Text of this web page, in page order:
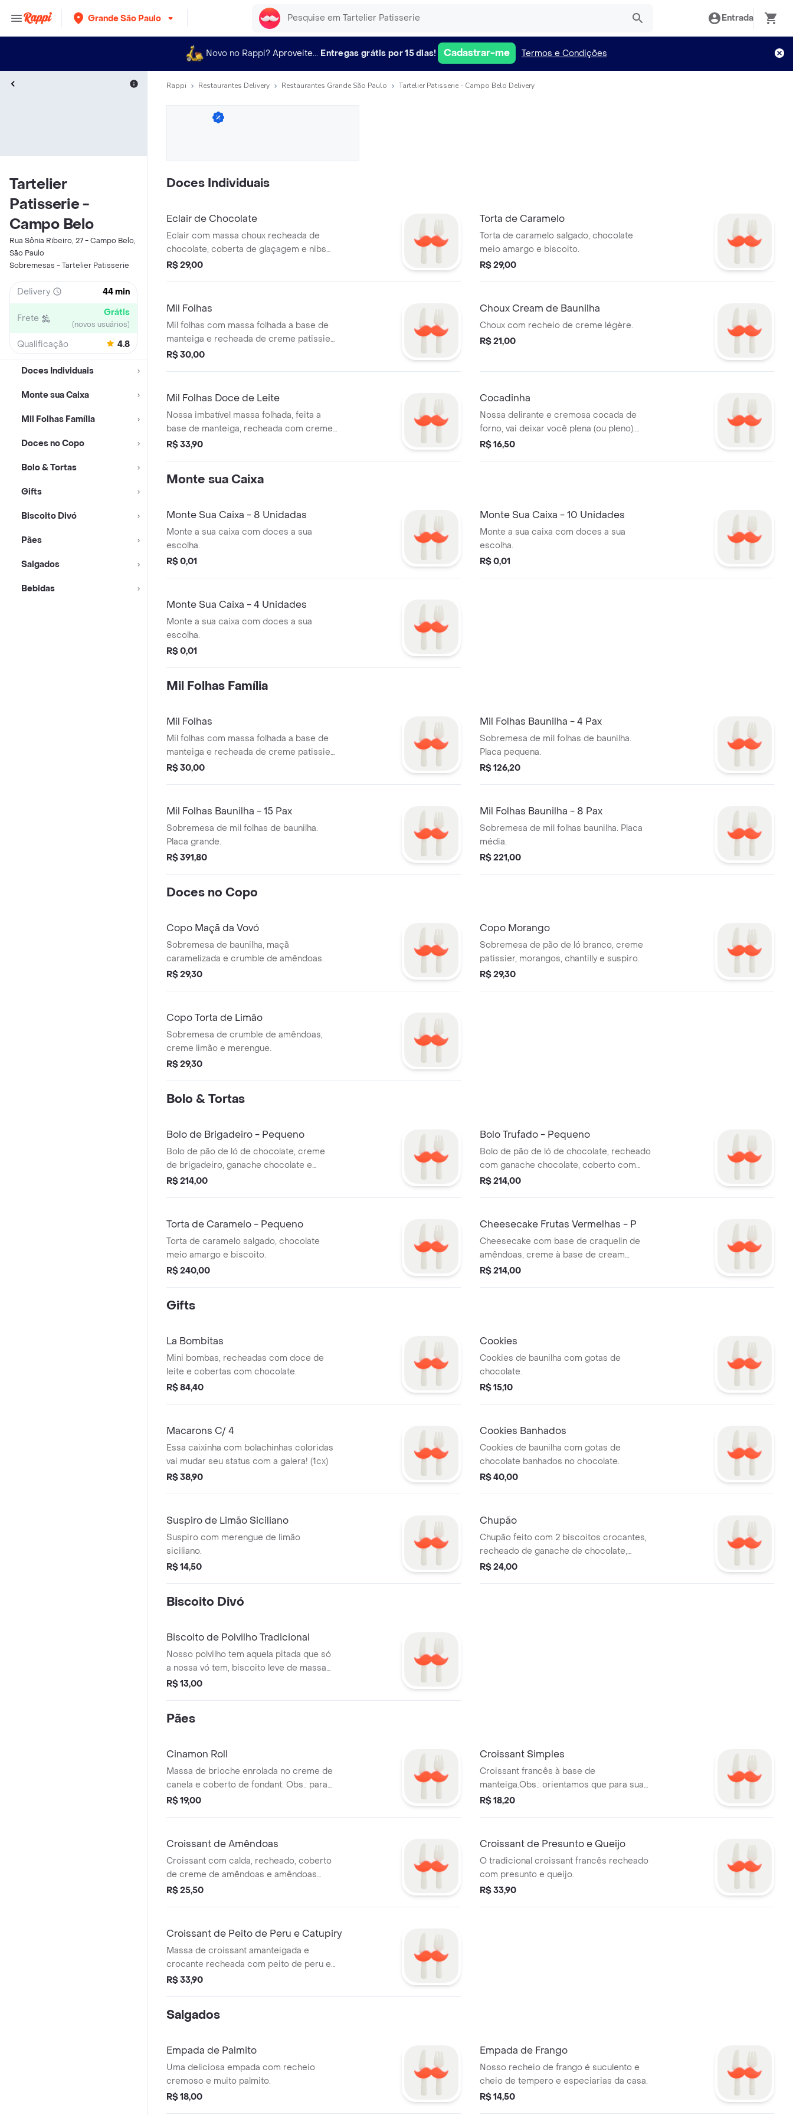
Grande São Paulo Entrada
Novo no Rappi? Aproveite... Entregas grátis por 15 dias! Cadastrar-me Termos e Condições
Tartelier
Patisserie -
Campo Belo
Rua Sônia Ribeiro, 27 - Campo Belo,
São Paulo
Sobremesas - Tartelier Patisserie
Delivery 44 min
Frete Grátis
(novos usuários)
Qualificação 4.8
Doces Individuais
Monte sua Caixa
Mil Folhas Família
Doces no Copo
Bolo & Tortas
Gifts
Biscoito Divó
Pães
Salgados
Bebidas
Rappi Restaurantes Delivery Restaurantes Grande São Paulo Tartelier Patisserie - Campo Belo Delivery
Doces Individuais
Eclair de Chocolate
Eclair com massa choux recheada de
chocolate, coberta de glaçagem e nibs
de cacau.
R$ 29,00
Torta de Caramelo
Torta de caramelo salgado, chocolate
meio amargo e biscoito.
R$ 29,00
Mil Folhas
Mil folhas com massa folhada a base de
manteiga e recheada de creme patissier
baunilha.
R$ 30,00
Choux Cream de Baunilha
Choux com recheio de creme légère.
R$ 21,00
Mil Folhas Doce de Leite
Nossa imbatível massa folhada, feita a
base de manteiga, recheada com creme
patissier doce de leite .
R$ 33,90
Cocadinha
Nossa delirante e cremosa cocada de
forno, vai deixar você plena (ou pleno).
Calma cocada (1un)
R$ 16,50
Monte sua Caixa
Monte Sua Caixa - 8 Unidadas
Monte a sua caixa com doces a sua
escolha.
R$ 0,01
Monte Sua Caixa - 10 Unidades
Monte a sua caixa com doces a sua
escolha.
R$ 0,01
Monte Sua Caixa - 4 Unidades
Monte a sua caixa com doces a sua
escolha.
R$ 0,01
Mil Folhas Família
Mil Folhas
Mil folhas com massa folhada a base de
manteiga e recheada de creme patissier
baunilha.
R$ 30,00
Mil Folhas Baunilha - 4 Pax
Sobremesa de mil folhas de baunilha.
Placa pequena.
R$ 126,20
Mil Folhas Baunilha - 15 Pax
Sobremesa de mil folhas de baunilha.
Placa grande.
R$ 391,80
Mil Folhas Baunilha - 8 Pax
Sobremesa de mil folhas baunilha. Placa
média.
R$ 221,00
Doces no Copo
Copo Maçã da Vovó
Sobremesa de baunilha, maçã
caramelizada e crumble de amêndoas.
R$ 29,30
Copo Morango
Sobremesa de pão de ló branco, creme
patissier, morangos, chantilly e suspiro.
R$ 29,30
Copo Torta de Limão
Sobremesa de crumble de amêndoas,
creme limão e merengue.
R$ 29,30
Bolo & Tortas
Bolo de Brigadeiro - Pequeno
Bolo de pão de ló de chocolate, creme
de brigadeiro, ganache chocolate e
brigadeiros.
R$ 214,00
Bolo Trufado - Pequeno
Bolo de pão de ló de chocolate, recheado
com ganache chocolate, coberto com
ganache e cacau.
R$ 214,00
Torta de Caramelo - Pequeno
Torta de caramelo salgado, chocolate
meio amargo e biscoito.
R$ 240,00
Cheesecake Frutas Vermelhas - P
Cheesecake com base de craquelin de
amêndoas, creme à base de cream
cheese, coberta com geleia de frutas
R$ 214,00
Gifts
La Bombitas
Mini bombas, recheadas com doce de
leite e cobertas com chocolate.
R$ 84,40
Cookies
Cookies de baunilha com gotas de
chocolate.
R$ 15,10
Macarons C/ 4
Essa caixinha com bolachinhas coloridas
vai mudar seu status com a galera! (1cx)
R$ 38,90
Cookies Banhados
Cookies de baunilha com gotas de
chocolate banhados no chocolate.
R$ 40,00
Suspiro de Limão Siciliano
Suspiro com merengue de limão
siciliano.
R$ 14,50
Chupão
Chupão feito com 2 biscoitos crocantes,
recheado de ganache de chocolate,
caramelo salgado e coberto de
R$ 24,00
Biscoito Divó
Biscoito de Polvilho Tradicional
Nosso polvilho tem aquela pitada que só
a nossa vó tem, biscoito leve de massa
de polvilho.
R$ 13,00
Pães
Cinamon Roll
Massa de brioche enrolada no creme de
canela e coberto de fondant. Obs.: para
sua melhor degustação, aqueça o
R$ 19,00
Croissant Simples
Croissant francês à base de
manteiga.Obs.: orientamos que para sua
melhor degustação, aqueça o produto no
R$ 18,20
Croissant de Amêndoas
Croissant com calda, recheado, coberto
de creme de amêndoas e amêndoas
laminadas. Obs.: orientamos que aqueça
R$ 25,50
Croissant de Presunto e Queijo
O tradicional croissant francês recheado
com presunto e queijo.
R$ 33,90
Croissant de Peito de Peru e Catupiry
Massa de croissant amanteigada e
crocante recheada com peito de peru e
catupiry.
R$ 33,90
Salgados
Empada de Palmito
Uma deliciosa empada com recheio
cremoso e muito palmito.
R$ 18,00
Empada de Frango
Nosso recheio de frango é suculento e
cheio de tempero e especiarias da casa.
R$ 14,50